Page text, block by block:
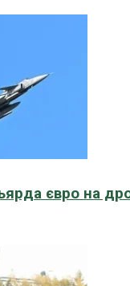
євро на